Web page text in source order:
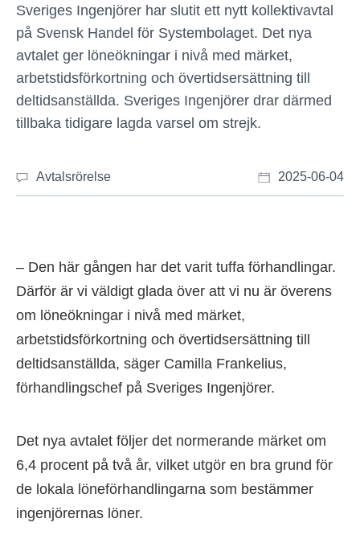
Sveriges Ingenjörer har slutit ett nytt kollektivavtal
på Svensk Handel för Systembolaget. Det nya
avtalet ger löneökningar i nivå med märket,
arbetstidsförkortning och övertidsersättning till
deltidsanställda. Sveriges Ingenjörer drar därmed
tillbaka tidigare lagda varsel om strejk.
Avtalsrörelse 2025-06-04
– Den här gången har det varit tuffa förhandlingar.
Därför är vi väldigt glada över att vi nu är överens
om löneökningar i nivå med märket,
arbetstidsförkortning och övertidsersättning till
deltidsanställda, säger Camilla Frankelius,
förhandlingschef på Sveriges Ingenjörer.
Det nya avtalet följer det normerande märket om
6,4 procent på två år, vilket utgör en bra grund för
de lokala löneförhandlingarna som bestämmer
ingenjörernas löner.